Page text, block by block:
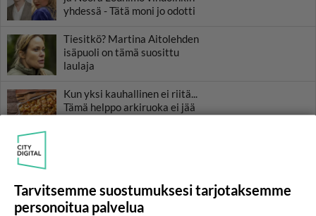
yhdessä - Tätä moni jo odotti
Tiesitkö? Martina Aitolehden
isäpuoli on tämä suosittu
laulaja
Kun yksi kauhallinen ei riitä...
Tämä helppo arkiruoka ei jää
Tarvitsemme suostumuksesi tarjotaksemme
personoitua palvelua